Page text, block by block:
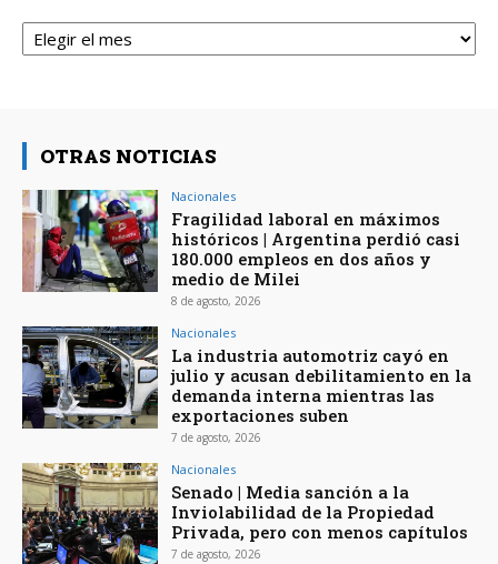
Archivos
OTRAS NOTICIAS
Nacionales
Fragilidad laboral en máximos
históricos | Argentina perdió casi
180.000 empleos en dos años y
medio de Milei
8 de agosto, 2026
Nacionales
La industria automotriz cayó en
julio y acusan debilitamiento en la
demanda interna mientras las
exportaciones suben
7 de agosto, 2026
Nacionales
Senado | Media sanción a la
Inviolabilidad de la Propiedad
Privada, pero con menos capítulos
7 de agosto, 2026